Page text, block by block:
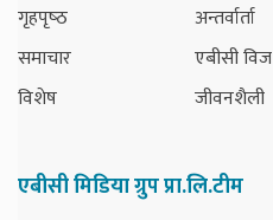
गृहपृष्‍ठ
समाचार
विशेष
अन्तर्वार्ता
एबीसी विज
जीवनशैली
एबीसी मिडिया ग्रुप प्रा.लि.टीम